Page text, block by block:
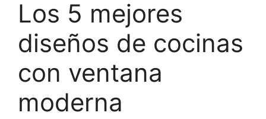
Los 5 mejores
diseños de cocinas
con ventana
moderna